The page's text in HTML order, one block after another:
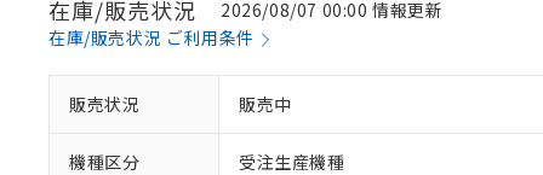
在庫/販売状況
2026/08/07 00:00 情報更新
在庫/販売状況 ご利用条件
販売状況 販売中
機種区分 受注生産機種